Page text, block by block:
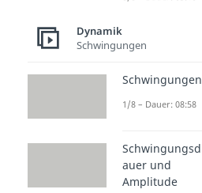
Dynamik
Schwingungen
Schwingungen
1/8 – Dauer: 08:58
Schwingungsd
auer und
Amplitude